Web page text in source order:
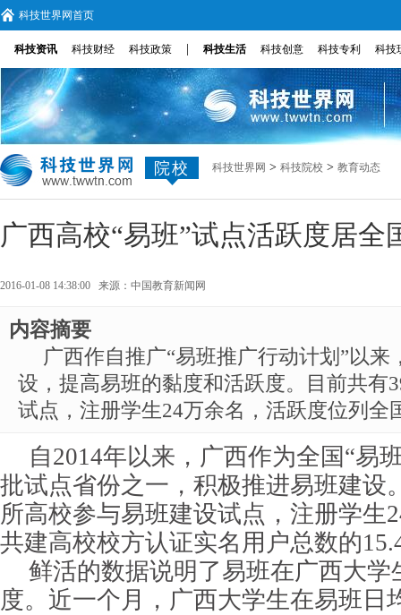
科技世界网首页
科技资讯 科技财经 科技政策 科技生活 科技创意 科技专利 科技
院校 科技世界网 > 科技院校 > 教育动态
广西高校“易班”试点活跃度居全
2016-01-08 14:38:00 来源： 中国教育新闻网
内容摘要
广西作自推广“易班推广行动计划”以来
设，提高易班的黏度和活跃度。目前共有
试点，注册学生24万余名，活跃度位列全
自2014年以来，广西作为全国“易
批试点省份之一，积极推进易班建设
所高校参与易班建设试点，注册学生
共建高校校方认证实名用户总数的
鲜活的数据说明了易班在广西大学
度。近一个月，广西大学生在易班日